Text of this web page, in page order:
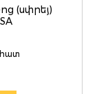
(սփրեյ)